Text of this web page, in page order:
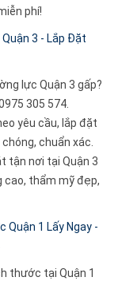
phí!
3 - Lắp Đặt
lực Quận 3 gấp?
305 574.
yêu cầu, lắp đặt
chuẩn xác.
tận nơi tại Quận 3
cao, thẩm mỹ đẹp,
Quận 1 Lấy Ngay -
thước tại Quận 1